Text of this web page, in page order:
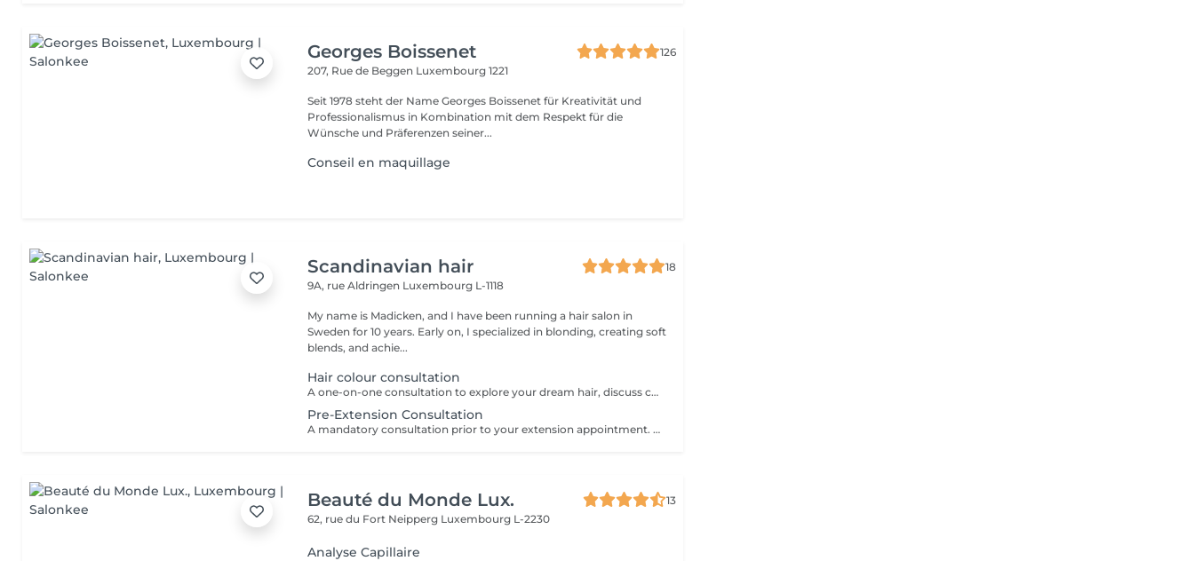
Georges Boissenet
126
207, Rue de Beggen Luxembourg 1221
Seit 1978 steht der Name Georges Boissenet für Kreativität und
Professionalismus in Kombination mit dem Respekt für die
Wünsche und Präferenzen seiner...
Conseil en maquillage
Scandinavian hair
18
9A, rue Aldringen Luxembourg L-1118
My name is Madicken, and I have been running a hair salon in
Sweden for 10 years. Early on, I specialized in blonding, creating soft
blends, and achie...
Hair colour consultation
A one-on-one consultation to explore your dream hair, discuss colour possibilities, pricing, and create a tailored plan to achieve the best result for you.
Pre-Extension Consultation
A mandatory consultation prior to your extension appointment. During this session we will assess your hair, discuss your desired look, color match, and determine the right amount of hair needed. This ensures a flawless result and allows us to order the perfect extensions for you. Please note: installation cannot be booked without a consultation first
Beauté du Monde Lux.
13
62, rue du Fort Neipperg Luxembourg L-2230
Analyse Capillaire